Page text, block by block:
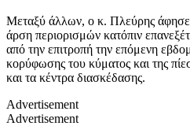
Μεταξύ άλλων, ο κ. Πλεύρης άφησε
άρση περιορισμών κατόπιν
από την επιτροπή την επόμενη
κορύφωσης του κύματος και της
και τα κέντρα διασκέδασης.
Advertisement
Advertisement